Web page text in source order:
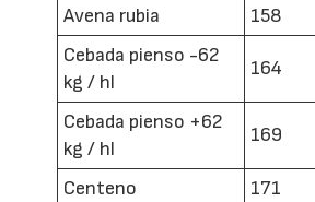
Avena rubia
158
Cebada pienso -62
kg / hl
164
Cebada pienso +62
kg / hl
169
Centeno 171